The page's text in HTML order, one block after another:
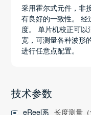
采用霍尔式元件，非
有良好的一致性。 经
度。 单片机校正可以
宽，可测量各种波形
进行任意点配置。
技术参数
eReel系 长度测量